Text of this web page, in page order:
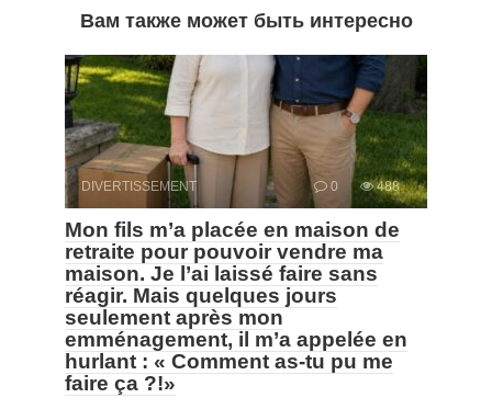
Вам также может быть интересно
DIVERTISSEMENT 0 488
Mon fils m’a placée en maison de
retraite pour pouvoir vendre ma
maison. Je l’ai laissé faire sans
réagir. Mais quelques jours
seulement après mon
emménagement, il m’a appelée en
hurlant : « Comment as-tu pu me
faire ça ?!»